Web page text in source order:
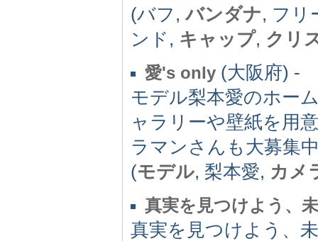
(バフ,バンダナ, フリ
ンド, キャップ, クリ
愛's only (大阪府) -
モデル梨本愛のホー
ャラリーや壁紙を用
ラマンさんも大募集
(モデル, 梨本愛, カメ
真実を見つけよう、
真実を見つけよう、